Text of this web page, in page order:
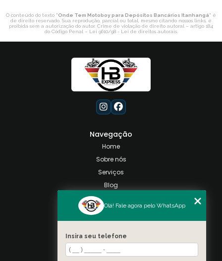
O conteúdo do texto "Onde Tem Motoboy para Depósitos Bancários Itanhangá" é
de direito reservado. Sua reprodução, parcial ou total, mesmo citando nossos links, é
proibida sem a autorização do autor. Crime de violação de direito autoral – artigo 184
do Código Penal – Lei 9610/98 - Lei de direitos autorais.
Navegação
Home
Sobre nós
Serviços
Blog
Categorias
Mapa do site
Contato
Olá! Fale agora pelo WhatsApp
Insira seu telefone